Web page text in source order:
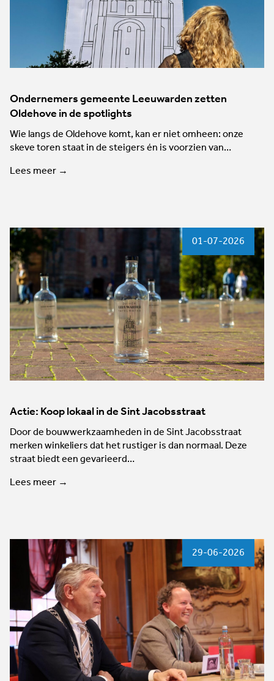
Ondernemers gemeente Leeuwarden zetten
Oldehove in de spotlights
Wie langs de Oldehove komt, kan er niet omheen: onze
skeve toren staat in de steigers én is voorzien van…
Lees meer →
01-07-2026
Actie: Koop lokaal in de Sint Jacobsstraat
Door de bouwwerkzaamheden in de Sint Jacobsstraat
merken winkeliers dat het rustiger is dan normaal. Deze
straat biedt een gevarieerd…
Lees meer →
29-06-2026